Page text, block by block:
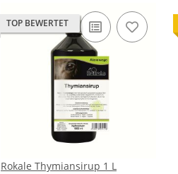
TOP BEWERTET
Rokale Thymiansirup 1 L